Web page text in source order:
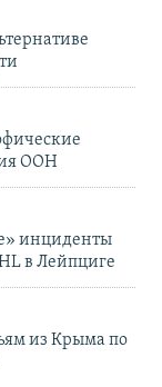
ООН
инциденты
в Лейпциге
из Крыма по